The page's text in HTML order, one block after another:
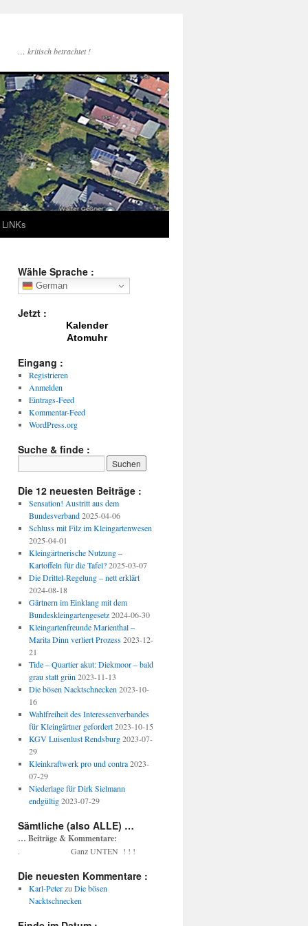
… kritisch betrachtet !
LiNKs
Wähle Sprache :
German
Jetzt :
Kalender
Atomuhr
Eingang :
Registrieren
Anmelden
Eintrags-Feed
Kommentar-Feed
WordPress.org
Suche & finde :
Die 12 neuesten Beiträge :
Sensation! Austritt aus dem
Bundesverband 2025-04-06
Schluss mit Filz im Kleingartenwesen
2025-04-01
Kleingärtnerische Nutzung –
Kartoffeln für die Tafel? 2025-03-07
Die Drittel-Regelung – nett erklärt
2024-08-18
Gärtnern im Einklang mit dem
Bundeskleingartengesetz 2024-06-30
Kleingartenfreunde Marienthal –
Marita Dinn verliert Prozess 2023-12-
21
Tide – Quartier akut: Diekmoor – bald
grau statt grün 2023-11-13
Die bösen Nacktschnecken 2023-10-
16
Wahlfreiheit des Interessenverbandes
für Kleingärtner gefordert 2023-10-15
KGV Luisenlust Rendsburg 2023-07-
29
Kleinkraftwerk pro und contra 2023-
07-29
Niederlage für Dirk Sielmann
endgültig 2023-07-29
Sämtliche (also ALLE) …
… Beiträge & Kommentare:
. Ganz UNTEN ! ! !
Die neuesten Kommentare :
Karl-Peterzu Die bösen
Nacktschnecken